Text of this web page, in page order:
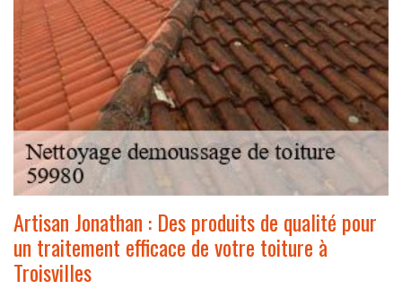
Artisan Jonathan : Des produits de qualité pour
un traitement efficace de votre toiture à
Troisvilles